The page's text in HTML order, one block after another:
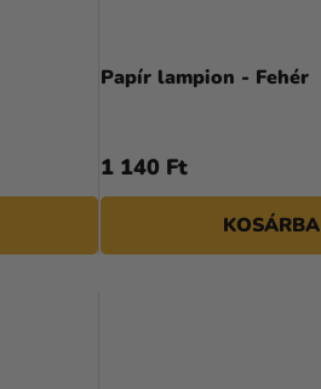
Z
É
Papír lampion - Fehér
1 140 Ft
KOSÁRBA